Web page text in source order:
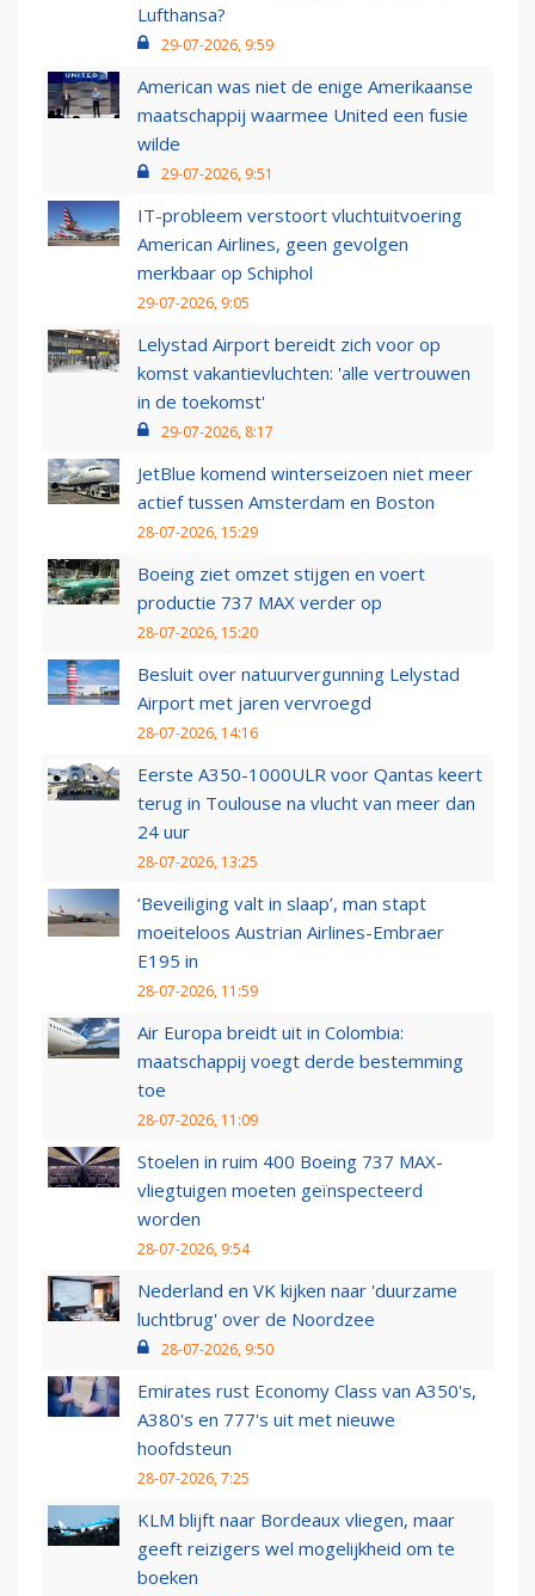
Lufthansa?
29-07-2026, 9:59
American was niet de enige Amerikaanse
maatschappij waarmee United een fusie
wilde
29-07-2026, 9:51
IT-probleem verstoort vluchtuitvoering
American Airlines, geen gevolgen
merkbaar op Schiphol
29-07-2026, 9:05
Lelystad Airport bereidt zich voor op
komst vakantievluchten: 'alle vertrouwen
in de toekomst'
29-07-2026, 8:17
JetBlue komend winterseizoen niet meer
actief tussen Amsterdam en Boston
28-07-2026, 15:29
Boeing ziet omzet stijgen en voert
productie 737 MAX verder op
28-07-2026, 15:20
Besluit over natuurvergunning Lelystad
Airport met jaren vervroegd
28-07-2026, 14:16
Eerste A350-1000ULR voor Qantas keert
terug in Toulouse na vlucht van meer dan
24 uur
28-07-2026, 13:25
‘Beveiliging valt in slaap’, man stapt
moeiteloos Austrian Airlines-Embraer
E195 in
28-07-2026, 11:59
Air Europa breidt uit in Colombia:
maatschappij voegt derde bestemming
toe
28-07-2026, 11:09
Stoelen in ruim 400 Boeing 737 MAX-
vliegtuigen moeten geïnspecteerd
worden
28-07-2026, 9:54
Nederland en VK kijken naar 'duurzame
luchtbrug' over de Noordzee
28-07-2026, 9:50
Emirates rust Economy Class van A350's,
A380's en 777's uit met nieuwe
hoofdsteun
28-07-2026, 7:25
KLM blijft naar Bordeaux vliegen, maar
geeft reizigers wel mogelijkheid om te
boeken